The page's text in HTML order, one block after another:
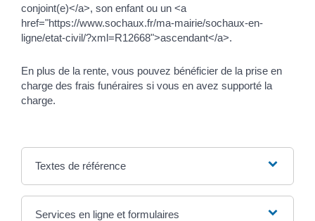
conjoint(e)</a>, son enfant ou un <a
href="https://www.sochaux.fr/ma-mairie/sochaux-en-
ligne/etat-civil/?xml=R12668">ascendant</a>.
En plus de la rente, vous pouvez bénéficier de la prise en
charge des frais funéraires si vous en avez supporté la
charge.
Textes de référence
Services en ligne et formulaires